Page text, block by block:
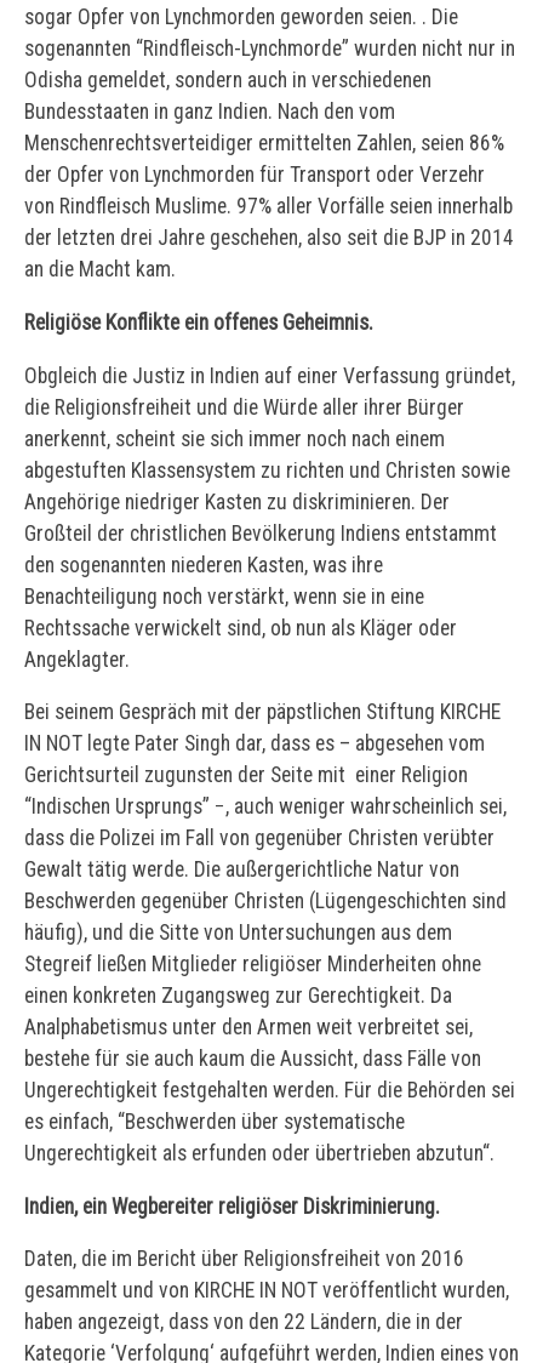
sogar Opfer von Lynchmorden geworden seien. . Die
sogenannten “Rindfleisch-Lynchmorde” wurden nicht nur in
Odisha gemeldet, sondern auch in verschiedenen
Bundesstaaten in ganz Indien. Nach den vom
Menschenrechtsverteidiger ermittelten Zahlen, seien 86%
der Opfer von Lynchmorden für Transport oder Verzehr
von Rindfleisch Muslime. 97% aller Vorfälle seien innerhalb
der letzten drei Jahre geschehen, also seit die BJP in 2014
an die Macht kam.
Religiöse Konflikte ein offenes Geheimnis.
Obgleich die Justiz in Indien auf einer Verfassung gründet,
die Religionsfreiheit und die Würde aller ihrer Bürger
anerkennt, scheint sie sich immer noch nach einem
abgestuften Klassensystem zu richten und Christen sowie
Angehörige niedriger Kasten zu diskriminieren. Der
Großteil der christlichen Bevölkerung Indiens entstammt
den sogenannten niederen Kasten, was ihre
Benachteiligung noch verstärkt, wenn sie in eine
Rechtssache verwickelt sind, ob nun als Kläger oder
Angeklagter.
Bei seinem Gespräch mit der päpstlichen Stiftung KIRCHE
IN NOT legte Pater Singh dar, dass es – abgesehen vom
Gerichtsurteil zugunsten der Seite mit einer Religion
“Indischen Ursprungs” −, auch weniger wahrscheinlich sei,
dass die Polizei im Fall von gegenüber Christen verübter
Gewalt tätig werde. Die außergerichtliche Natur von
Beschwerden gegenüber Christen (Lügengeschichten sind
häufig), und die Sitte von Untersuchungen aus dem
Stegreif ließen Mitglieder religiöser Minderheiten ohne
einen konkreten Zugangsweg zur Gerechtigkeit. Da
Analphabetismus unter den Armen weit verbreitet sei,
bestehe für sie auch kaum die Aussicht, dass Fälle von
Ungerechtigkeit festgehalten werden. Für die Behörden sei
es einfach, “Beschwerden über systematische
Ungerechtigkeit als erfunden oder übertrieben abzutun“.
Indien, ein Wegbereiter religiöser Diskriminierung.
Daten, die im Bericht über Religionsfreiheit von 2016
gesammelt und von KIRCHE IN NOT veröffentlicht wurden,
haben angezeigt, dass von den 22 Ländern, die in der
Kategorie ‘Verfolgung‘ aufgeführt werden, Indien eines von